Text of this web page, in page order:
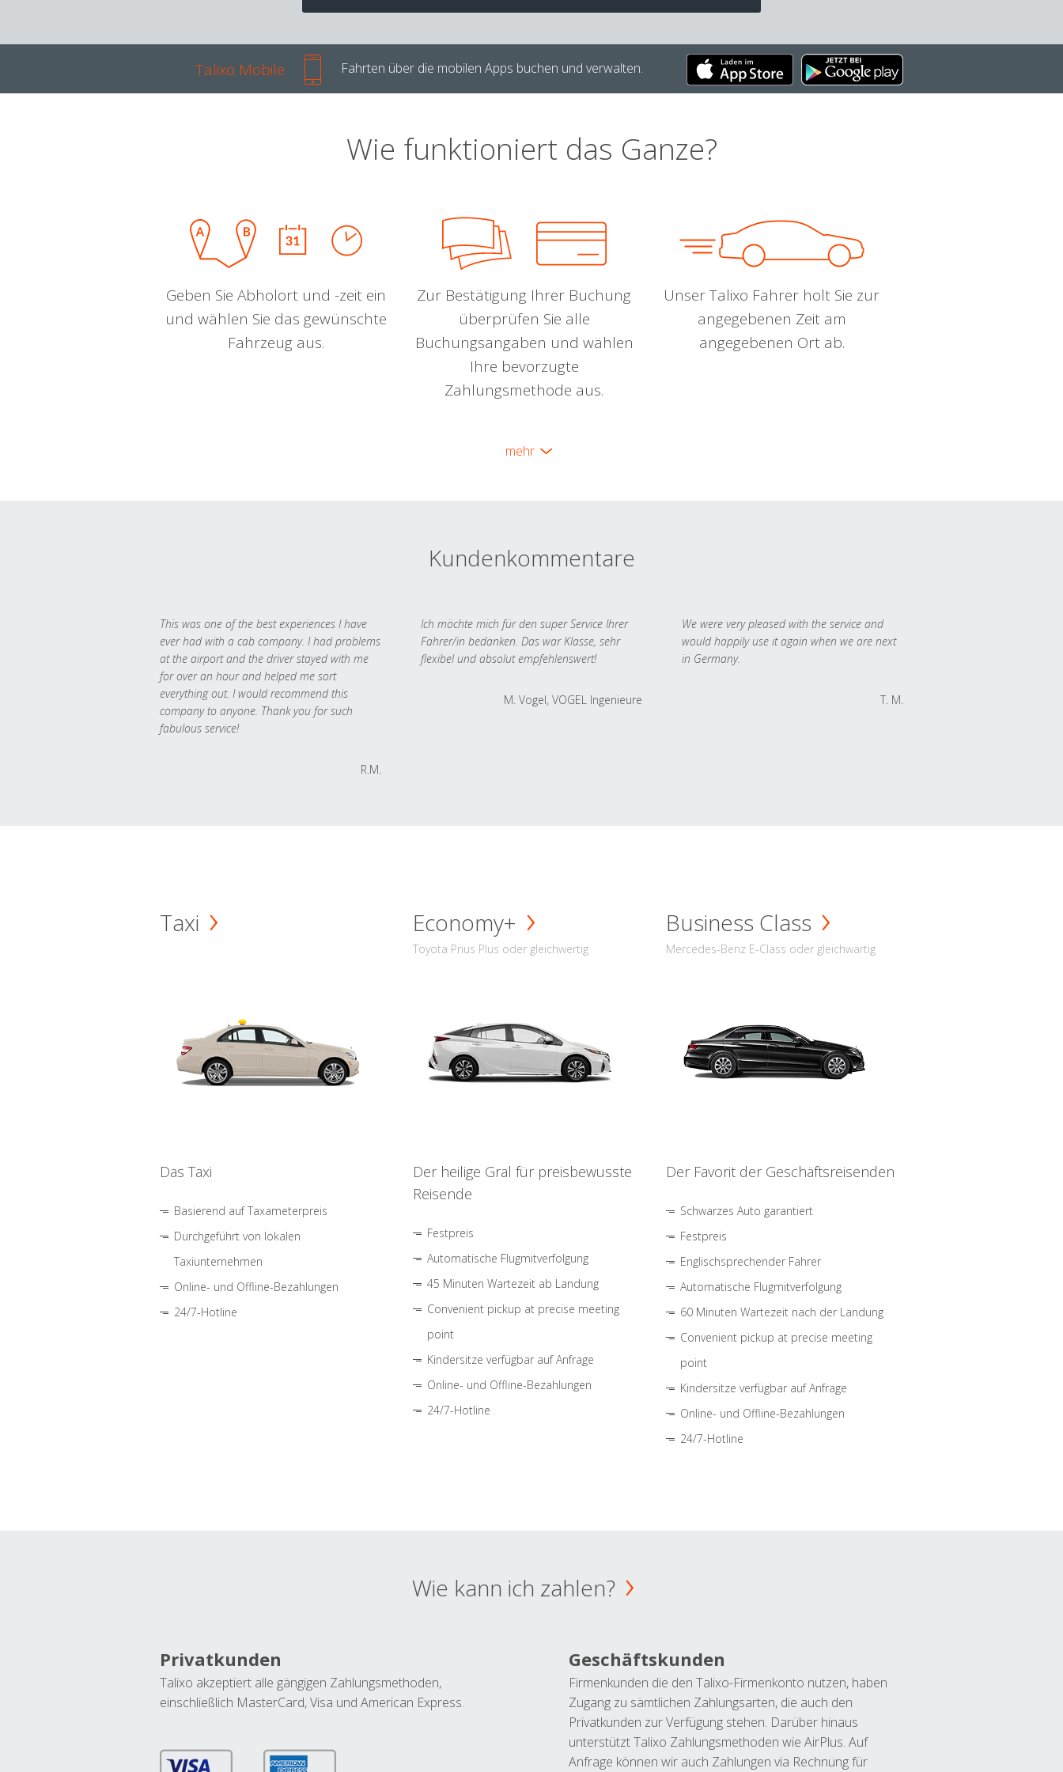
Talixo Mobile Fahrten über die mobilen Apps buchen und verwalten.
Wie funktioniert das Ganze?
Geben Sie Abholort und -zeit ein
und wählen Sie das gewünschte
Fahrzeug aus.
Zur Bestätigung Ihrer Buchung
überprüfen Sie alle
Buchungsangaben und wählen
Ihre bevorzugte
Zahlungsmethode aus.
Unser Talixo Fahrer holt Sie zur
angegebenen Zeit am
angegebenen Ort ab.
mehr
Kundenkommentare
This was one of the best experiences I have
ever had with a cab company. I had problems
at the airport and the driver stayed with me
for over an hour and helped me sort
everything out. I would recommend this
company to anyone. Thank you for such
fabulous service!
R.M.
Ich möchte mich für den super Service Ihrer
Fahrer/in bedanken. Das war Klasse, sehr
flexibel und absolut empfehlenswert!
M. Vogel, VOGEL Ingenieure
We were very pleased with the service and
would happily use it again when we are next
in Germany.
T. M.
Taxi
Das Taxi
Basierend auf Taxameterpreis
Durchgeführt von lokalen
Taxiunternehmen
Online- und Offline-Bezahlungen
24/7-Hotline
Economy+
Toyota Prius Plus oder gleichwertig
Der heilige Gral für preisbewusste
Reisende
Festpreis
Automatische Flugmitverfolgung
45 Minuten Wartezeit ab Landung
Convenient pickup at precise meeting
point
Kindersitze verfügbar auf Anfrage
Online- und Offline-Bezahlungen
24/7-Hotline
Business Class
Mercedes-Benz E-Class oder gleichwärtig
Der Favorit der Geschäftsreisenden
Schwarzes Auto garantiert
Festpreis
Englischsprechender Fahrer
Automatische Flugmitverfolgung
60 Minuten Wartezeit nach der Landung
Convenient pickup at precise meeting
point
Kindersitze verfügbar auf Anfrage
Online- und Offline-Bezahlungen
24/7-Hotline
Wie kann ich zahlen?
Privatkunden
Talixo akzeptiert alle gängigen Zahlungsmethoden,
einschließlich MasterCard, Visa und American Express.
Geschäftskunden
Firmenkunden die den Talixo-Firmenkonto nutzen, haben
Zugang zu sämtlichen Zahlungsarten, die auch den
Privatkunden zur Verfügung stehen. Darüber hinaus
unterstützt Talixo Zahlungsmethoden wie AirPlus. Auf
Anfrage können wir auch Zahlungen via Rechnung für